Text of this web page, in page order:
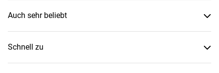
Auch sehr beliebt
Schnell zu